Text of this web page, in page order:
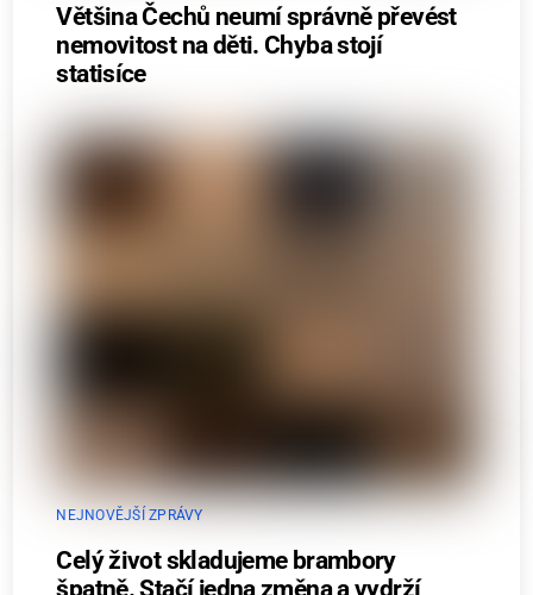
Většina Čechů neumí správně převést
nemovitost na děti. Chyba stojí
statisíce
NEJNOVĚJŠÍ ZPRÁVY
Celý život skladujeme brambory
špatně. Stačí jedna změna a vydrží